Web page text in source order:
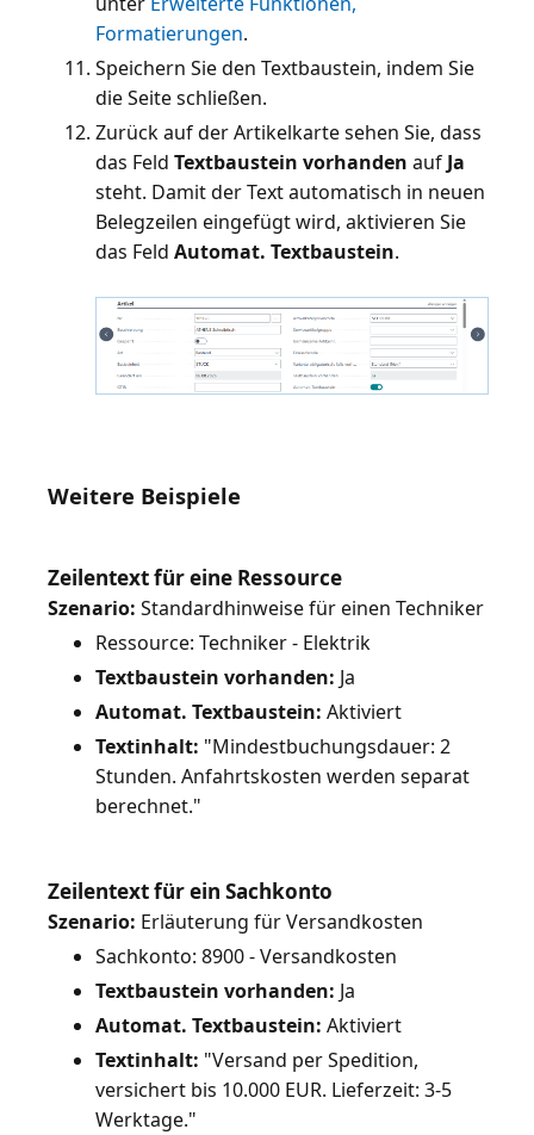
Formatierungen
Speichern Sie den Textbaustein, indem Sie
die Seite schließen.
Zurück auf der Artikelkarte sehen Sie, dass
das Feld Textbaustein vorhanden auf Ja
steht. Damit der Text automatisch in neuen
Belegzeilen eingefügt wird, aktivieren Sie
das Feld Automat. Textbaustein.
Weitere Beispiele
Zeilentext für eine Ressource
Szenario:
Ressource: Techniker - Elektrik
Textbaustein vorhanden: Ja
Automat. Textbaustein: Aktiviert
Textinhalt: "Mindestbuchungsdauer: 2
Stunden. Anfahrtskosten werden separat
berechnet."
Zeilentext für ein Sachkonto
Szenario:
Sachkonto: 8900 - Versandkosten
Textbaustein vorhanden: Ja
Automat. Textbaustein: Aktiviert
Textinhalt: "Versand per Spedition,
versichert bis 10.000 EUR. Lieferzeit: 3-5
Werktage."